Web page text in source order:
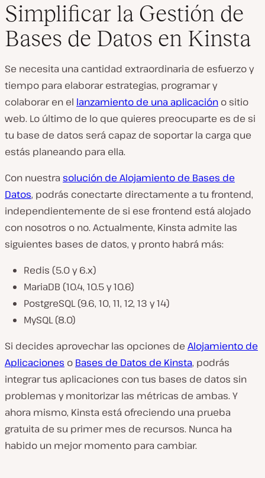
Simplificar la Gestión de
Bases de Datos en Kinsta
Se necesita una cantidad extraordinaria de esfuerzo y
tiempo para elaborar estrategias, programar y
colaborar en el lanzamiento de una aplicación o sitio
web. Lo último de lo que quieres preocuparte es de si
tu base de datos será capaz de soportar la carga que
estás planeando para ella.
Con nuestra solución de Alojamiento de Bases de
Datos, podrás conectarte directamente a tu frontend,
independientemente de si ese frontend está alojado
con nosotros o no. Actualmente, Kinsta admite las
siguientes bases de datos, y pronto habrá más:
Redis (5.0 y 6.x)
MariaDB (10.4, 10.5 y 10.6)
PostgreSQL (9.6, 10, 11, 12, 13 y 14)
MySQL (8.0)
Si decides aprovechar las opciones de Alojamiento de
Aplicaciones o Bases de Datos de Kinsta, podrás
integrar tus aplicaciones con tus bases de datos sin
problemas y monitorizar las métricas de ambas. Y
ahora mismo, Kinsta está ofreciendo una prueba
gratuita de su primer mes de recursos. Nunca ha
habido un mejor momento para cambiar.